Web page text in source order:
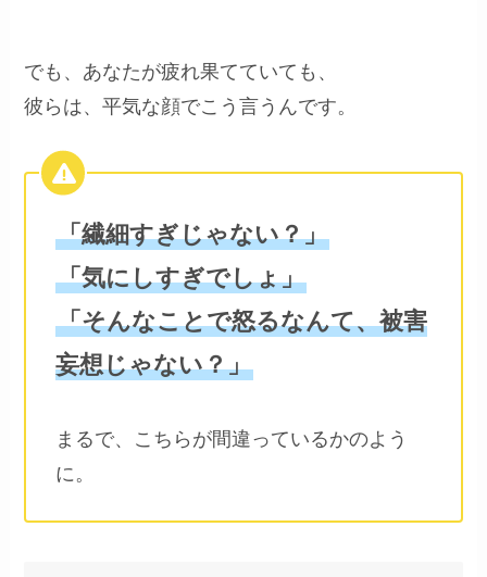
でも、あなたが疲れ果てていても、
彼らは、平気な顔でこう言うんです。
「繊細すぎじゃない？」
「気にしすぎでしょ」
「そんなことで怒るなんて、被害
妄想じゃない？」
まるで、こちらが間違っているかのよう
に。